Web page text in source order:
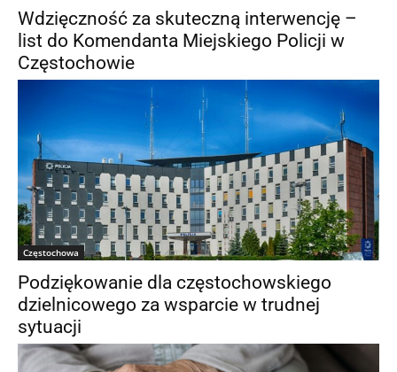
Wdzięczność za skuteczną interwencję –
list do Komendanta Miejskiego Policji w
Częstochowie
Częstochowa
Podziękowanie dla częstochowskiego
dzielnicowego za wsparcie w trudnej
sytuacji